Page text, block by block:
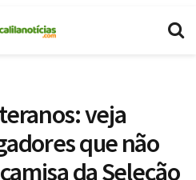
veja
que não
da Seleção